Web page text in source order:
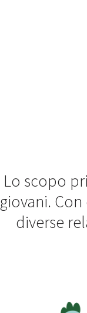
Lo scopo
giovani.
diverse